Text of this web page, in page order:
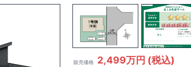
所（定休日：火曜日・水曜日） 営業時間／9：30～
は、この度2024年度グッドデザイン賞を3プロジェ
ティダンパー
販売価格 2,499万円 (税込)